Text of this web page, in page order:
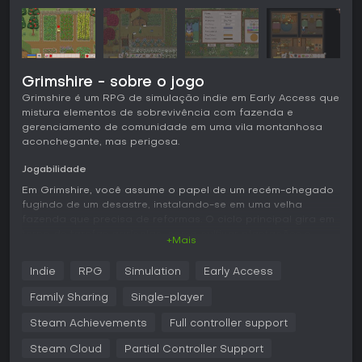
Grimshire - sobre o jogo
Grimshire é um RPG de simulação indie em Early Access que
mistura elementos de sobrevivência com fazenda e
gerenciamento de comunidade em uma vila montanhosa
aconchegante, mas perigosa.
Jogabilidade
Em Grimshire, você assume o papel de um recém-chegado
fugindo de um desastre, instalando-se em uma velha
conserva, secar e defumar, mantendo a adega de raízes
bem abastecida e equilibrada para diferentes
selvagens e os cria para obter recursos como ovos, leite e
+Mais
Indie RPG Simulation Early Access
Family Sharing Single-player
Steam Achievements Full controller support
Steam Cloud Partial Controller Support